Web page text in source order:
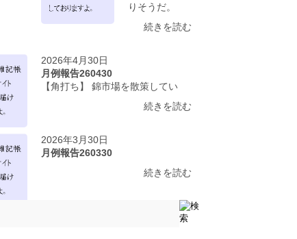
りそうだ。
続きを読む
2026年4月30日
月例報告260430
【角打ち】 錦市場を散策してい
続きを読む
2026年3月30日
月例報告260330
続きを読む